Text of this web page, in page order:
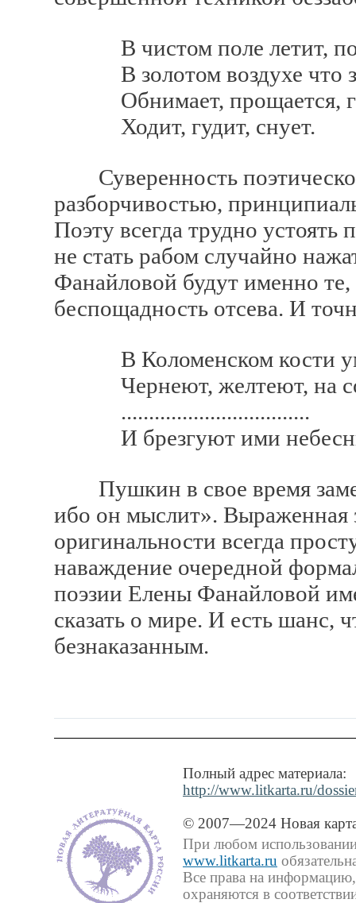
В чистом поле летит,
В золотом воздухе что
Обнимает, прощается,
Ходит, гудит, снует.
Суверенность
разборчивостью,
Поэту всегда трудно
не стать рабом случайно
Фанайловой будут именно
беспощадность отсева. И
В Коломенском кости
Чернеют, желтеют, на
..................................
И брезгуют ими
Пушкин в свое время
ибо он мыслит». Выраженная
оригинальности всегда
наваждение очередной
поэзии Елены Фанайловой
сказать о мире. И есть шанс,
безнаказанным.
Полный адрес материала:
http://www.litkarta.ru/
© 2007—2024 Новая
При любом использовании
www.litkarta.ru
Все права на
охраняются в